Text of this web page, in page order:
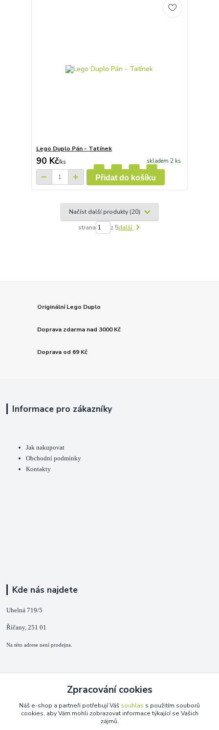
Lego Duplo Pán - Tatínek
90 Kč/ks skladem 2 ks
Přidat do košíku
Načíst další produkty (20)
strana z 5další
Originální Lego Duplo
Doprava zdarma nad 3000 Kč
Doprava od 69 Kč
Informace pro zákazníky
Jak nakupovat
Obchodní podmínky
Kontakty
Kde nás najdete
Uhelná 719/5
Říčany, 251 01
Na této adrese není prodejna.
+420 725 889 873
(Po-Ne, 9-18 hod.)
Zpracování cookies
Náš e-shop a partneři potřebují Váš souhlas s použitím souborů
cookies, aby Vám mohli zobrazovat informace týkající se Vašich
zájmů.